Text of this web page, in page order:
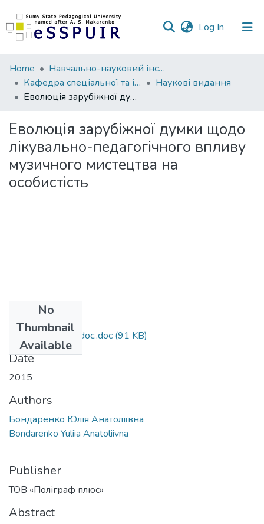
Log In (current)
Communities
&
Collections
Statistics
Home
Навчально-науковий інститут педагогіки і психології
Кафедра спеціальної та інклюзивної освіти
Наукові видання
Еволюція зарубіжної думки щодо лікувально-педагогічного впливу музичного мистецтва на особистість
Еволюція зарубіжної думки щодо
лікувально-педагогічного впливу
музичного мистецтва на
особистість
No
Thumbnail
Available
Картава_стаття. doc..doc (91 KB)
Date
2015
Authors
Бондаренко Юлія Анатоліївна
Bondarenko Yuliia Anatoliivna
Publisher
ТОВ «Поліграф плюс»
Abstract